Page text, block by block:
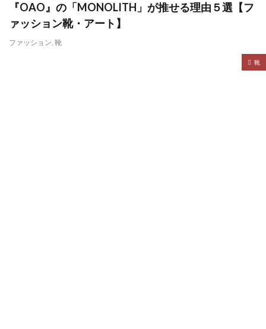
『OAO』の「MONOLITH」が推せる理由５選【フ
ァッション靴・アート】
ファッション, 靴
靴